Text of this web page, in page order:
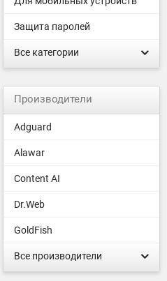
Защита паролей
Все категории
Производители
Adguard
Alawar
Content AI
Dr.Web
GoldFish
Все производители